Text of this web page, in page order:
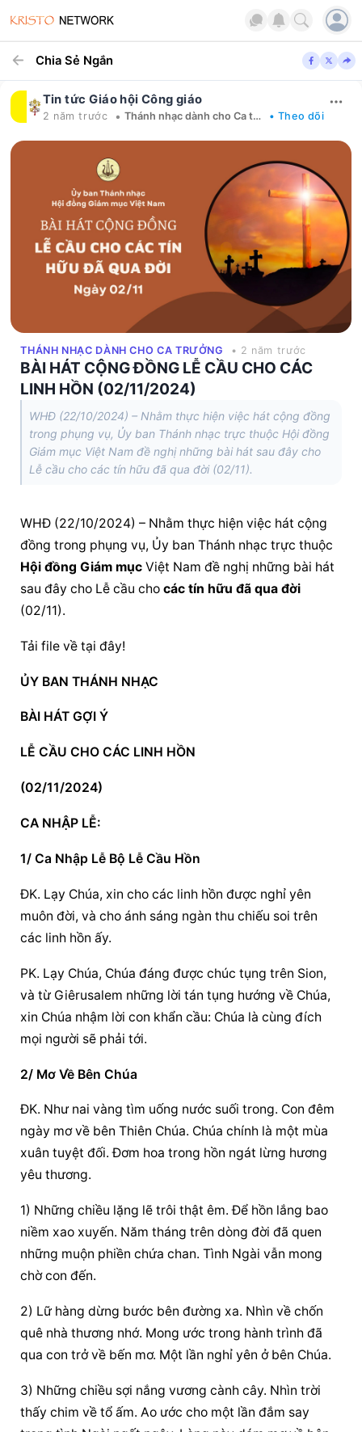
Chia Sẻ Ngắn
Tin tức Giáo hội Công giáo
2 năm trước • Thánh nhạc dành cho Ca trưởng • Theo dõi
THÁNH NHẠC DÀNH CHO CA TRƯỞNG • 2 năm trước
BÀI HÁT CỘNG ĐỒNG LỄ CẦU CHO CÁC
LINH HỒN (02/11/2024)
WHĐ (22/10/2024) – Nhằm thực hiện việc hát cộng đồng
trong phụng vụ, Ủy ban Thánh nhạc trực thuộc Hội đồng
Giám mục Việt Nam đề nghị những bài hát sau đây cho
Lễ cầu cho các tín hữu đã qua đời (02/11).
WHĐ (22/10/2024) – Nhằm thực hiện việc hát cộng
Hội đồng Giám mục Việt Nam đề nghị những bài hát
sau đây cho Lễ cầu cho các tín hữu đã qua đời
(02/11).
Tải file về tại đây!
ỦY BAN THÁNH NHẠC
BÀI HÁT GỢI Ý
LỄ CẦU CHO CÁC LINH HỒN
(02/11/2024)
CA NHẬP LỄ:
1/ Ca Nhập Lễ Bộ Lễ Cầu Hồn
ĐK. Lạy Chúa, xin cho các linh hồn được nghỉ yên
muôn đời, và cho ánh sáng ngàn thu chiếu soi trên
các linh hồn ấy.
PK. Lạy Chúa, Chúa đáng được chúc tụng trên Sion,
và từ Giêrusalem những lời tán tụng hướng về Chúa,
xin Chúa nhậm lời con khẩn cầu: Chúa là cùng đích
mọi người sẽ phải tới.
2/ Mơ Về Bên Chúa
ĐK. Như nai vàng tìm uống nước suối trong. Con đêm
ngày mơ về bên Thiên Chúa. Chúa chính là một mùa
xuân tuyệt đối. Đơm hoa trong hồn ngát lừng hương
yêu thương.
1) Những chiều lặng lẽ trôi thật êm. Để hồn lắng bao
niềm xao xuyến. Năm tháng trên dòng đời đã quen
những muộn phiền chứa chan. Tình Ngài vẫn mong
chờ con đến.
2) Lữ hàng dừng bước bên đường xa. Nhìn về chốn
quê nhà thương nhớ. Mong ước trong hành trình đã
qua con trở về bến mơ. Một lần nghỉ yên ở bên Chúa.
3) Những chiều sợi nắng vương cành cây. Nhìn trời
thấy chim về tổ ấm. Ao ước cho một lần đắm say